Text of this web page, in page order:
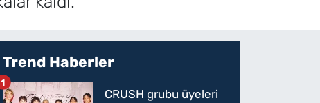
Trend Haberler
CRUSH grubu üyeleri
1